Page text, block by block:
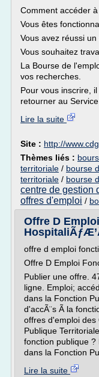
Comment accéder
Vous êtes
Vous avez réussi un
Vous souhaitez
La Bourse de
vos recherches.
Pour vous inscrire,
retourner au
Lire la suite
Site : http://
Thèmes liés :
territoriale / bourse
territoriale / bourse
centre de gestion
offres d'emploi /
Offre D
offre d emploi
Offre D Emploi
Publier une offre.
ligne. Emploi;
dans la Fonction
d'accÃ¨s Ã la
offres d'emploi des
Publique
fonction publique
dans la Fonction
Lire la suite